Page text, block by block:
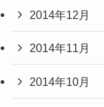
2014年12月
2014年11月
2014年10月